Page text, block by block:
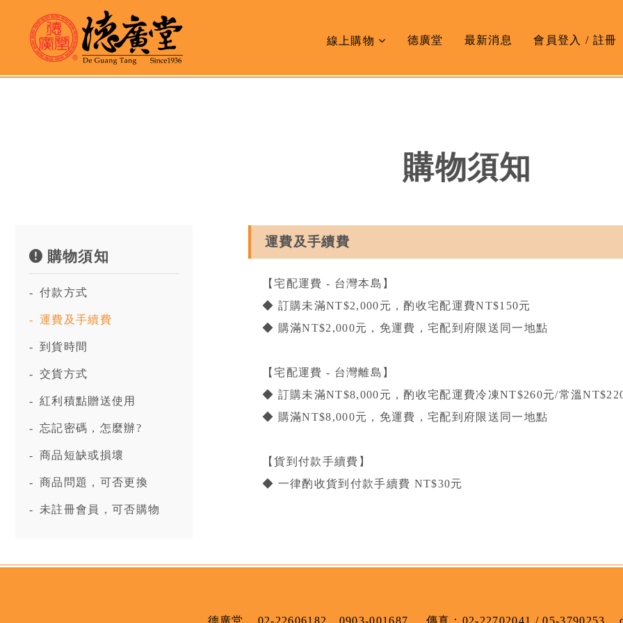
線上購物 德廣堂 最新消息 會員登入 / 註冊
購物須知
購物須知
- 付款方式
- 運費及手續費
- 到貨時間
- 交貨方式
- 紅利積點贈送使用
- 忘記密碼，怎麼辦?
- 商品短缺或損壞
- 商品問題，可否更換
- 未註冊會員，可否購物
運費及手續費
【宅配運費 - 台灣本島】
◆ 訂購未滿NT$2,000元，酌收宅配運費NT$150元
◆ 購滿NT$2,000元，免運費，宅配到府限送同一地點
【宅配運費 - 台灣離島】
◆ 訂購未滿NT$8,000元，酌收宅配運費冷凍NT$260元/常溫
◆ 購滿NT$8,000元，免運費，宅配到府限送同一地點
【貨到付款手續費】
◆ 一律酌收貨到付款手續費 NT$30元
德廣堂 02-22606182 0903-001687 傳真： 02-22702041 / 05-3790253